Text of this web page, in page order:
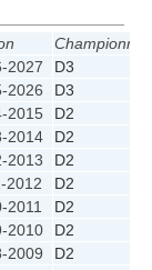
Championnat
2027
D3
2026
D3
2015
D2
2014
D2
2013
D2
2012
D2
2011
D2
2010
D2
2009
D2